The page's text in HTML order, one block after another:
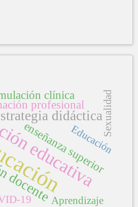
educativa
didáctica
profesional
clínica
enseñanza superior
19
Sexualidad
Aprendizaje
Educación